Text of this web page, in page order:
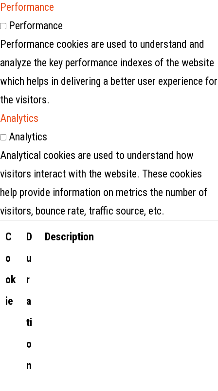
Performance
Performance
Performance cookies are used to understand and
analyze the key performance indexes of the website
which helps in delivering a better user experience for
the visitors.
Analytics
Analytics
Analytical cookies are used to understand how
visitors interact with the website. These cookies
help provide information on metrics the number of
visitors, bounce rate, traffic source, etc.
C
o
ok
ie
D
u
r
a
ti
o
n
Description